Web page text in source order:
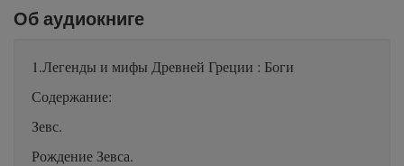
Об аудиокниге
1.Легенды и мифы Древней Греции : Боги
Содержание:
Зевс.
Рождение Зевса.